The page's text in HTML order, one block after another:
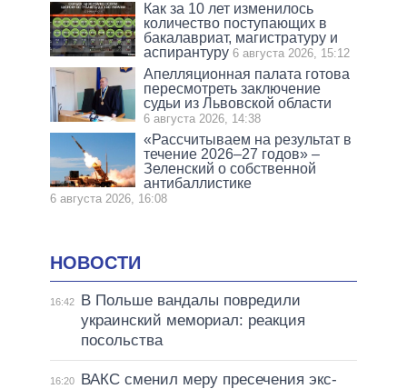
Как за 10 лет изменилось
количество поступающих в
бакалавриат, магистратуру и
аспирантуру 6 августа 2026, 15:12
Апелляционная палата готова
пересмотреть заключение
судьи из Львовской области
6 августа 2026, 14:38
«Рассчитываем на результат в
течение 2026–27 годов» –
Зеленский о собственной
антибаллистике
6 августа 2026, 16:08
НОВОСТИ
16:42
В Польше вандалы повредили
украинский мемориал: реакция
посольства
16:20
ВАКС сменил меру пресечения экс-